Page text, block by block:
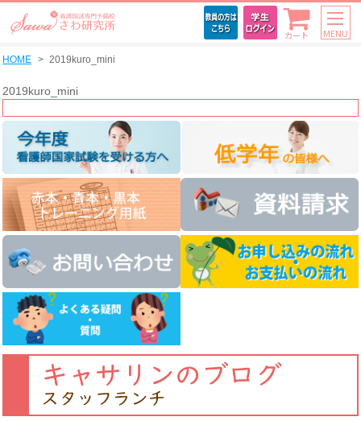
カート MENU
HOME 2019kuro_mini
2019kuro_mini